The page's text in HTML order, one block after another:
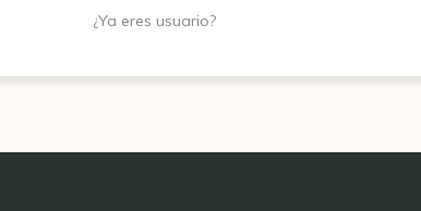
¿Ya eres usuario?